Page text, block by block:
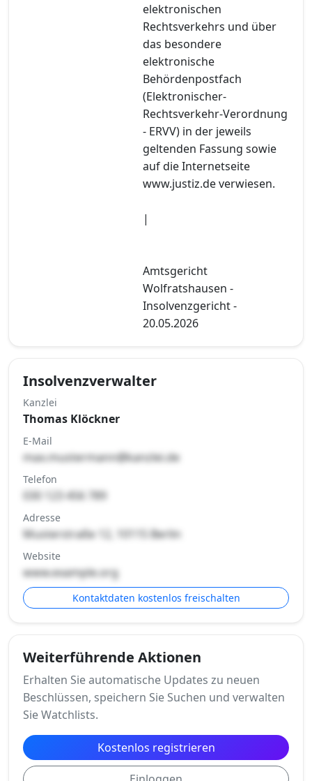
elektronischen
Rechtsverkehrs und über
das besondere
elektronische
Behördenpostfach
(Elektronischer-
Rechtsverkehr-Verordnung
- ERVV) in der jeweils
geltenden Fassung sowie
auf die Internetseite
www.justiz.de verwiesen.
|
Amtsgericht
Wolfratshausen -
Insolvenzgericht -
20.05.2026
Insolvenzverwalter
Kanzlei
Thomas Klöckner
E-Mail
max.mustermann@kanzlei.de
Telefon
030 123 456 789
Adresse
Musterstraße 12, 10115 Berlin
Website
www.example.org
Kontaktdaten kostenlos freischalten
Weiterführende Aktionen
Erhalten Sie automatische Updates zu neuen
Beschlüssen, speichern Sie Suchen und verwalten
Sie Watchlists.
Kostenlos registrieren